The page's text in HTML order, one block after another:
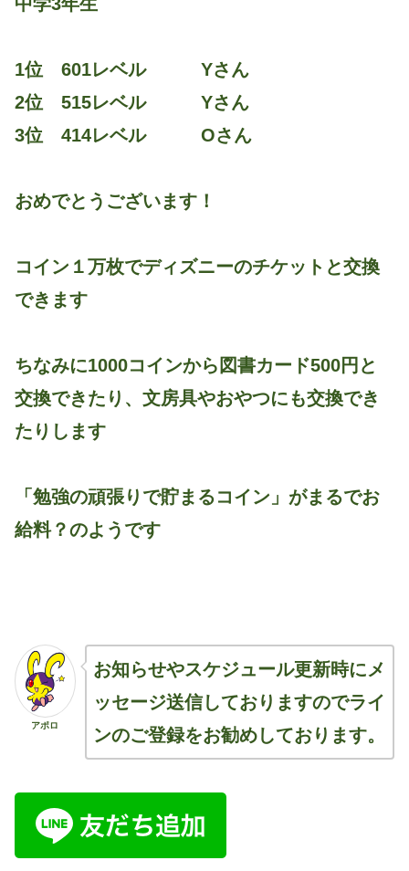
1位 601レベル Yさん
2位 515レベル Yさん
3位 414レベル Oさん
おめでとうございます！
コイン１万枚でディズニーのチケットと交換
できます
ちなみに1000コインから図書カード500円と
交換できたり、文房具やおやつにも交換でき
たりします
「勉強の頑張りで貯まるコイン」がまるでお
給料？のようです
アポロ
お知らせやスケジュール更新時にメ
ッセージ送信しておりますのでライ
ンのご登録をお勧めしております。